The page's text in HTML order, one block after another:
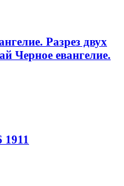
Разрез двух
Черное евангелие.
1911